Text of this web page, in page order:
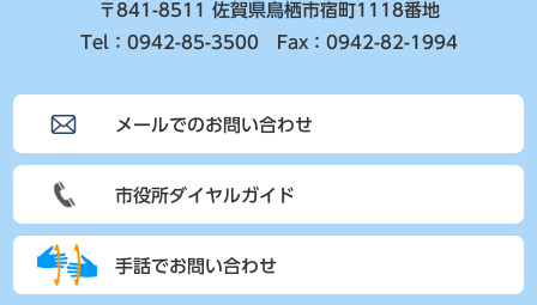
〒841-8511 佐賀県鳥栖市宿町1118番地
Tel：0942-85-3500 Fax：0942-82-1994
メールでのお問い合わせ
市役所ダイヤルガイド
手話でお問い合わせ